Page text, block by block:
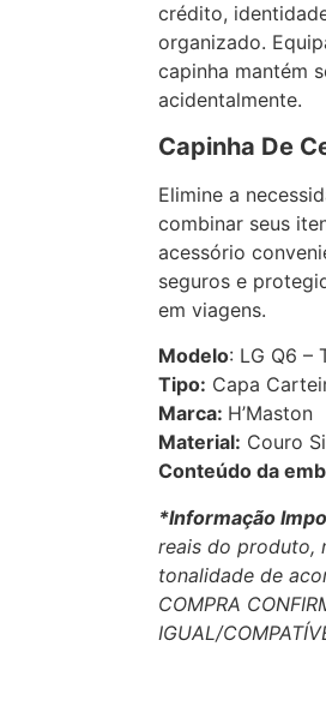
crédito,
organizado.
capinha mantém
acidentalmente.
Capinha De
Elimine a
combinar seus
acessório
seguros e
em viagens.
Modelo: LG Q6 –
Tipo: Capa
Marca: H’Maston
Material: Couro
Conteúdo da
*Informação
reais do produto,
tonalidade de
COMPRA
IGUAL/